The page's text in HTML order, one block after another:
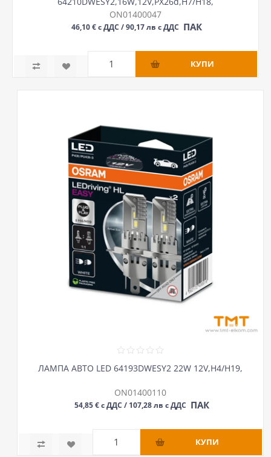
ON01400047
46,10 € с ДДС / 90,17 лв с ДДС ПАК
ЛАМПА АВТО LED 64193DWESY2 22W 12V,H4/H19,
ON01400110
54,85 € с ДДС / 107,28 лв с ДДС ПАК